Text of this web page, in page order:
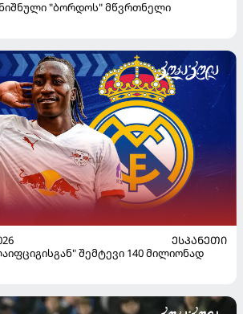
"ბორდოს" მწვრთნელი
ᲔᲡᲞᲐᲜᲔᲗᲘ
შემტევი 140 მილიონად